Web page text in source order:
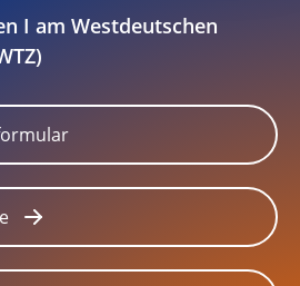
I am Westdeutschen